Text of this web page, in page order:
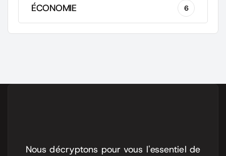
ÉCONOMIE 6
Nous décryptons pour vous l'essentiel de